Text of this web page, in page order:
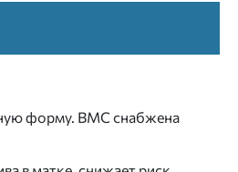
форму. ВМС снабжена